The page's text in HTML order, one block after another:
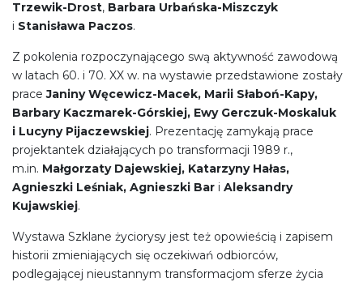
Trzewik-Drost, Barbara Urbańska-Miszczyk
i Stanisława Paczos.
Z pokolenia rozpoczynającego swą aktywność zawodową
w latach 60. i 70. XX w. na wystawie przedstawione zostały
praceJaniny Węcewicz-Macek, Marii Słaboń-Kapy,
Barbary Kaczmarek-Górskiej, Ewy Gerczuk-Moskaluk
i Lucyny Pijaczewskiej. Prezentację zamykają prace
projektantek działających po transformacji 1989 r.,
m.in. Małgorzaty Dajewskiej, Katarzyny Hałas,
Agnieszki Leśniak, Agnieszki Bar i Aleksandry
Kujawskiej.
Wystawa Szklane życiorysy jest też opowieścią i zapisem
historii zmieniających się oczekiwań odbiorców,
podlegającej nieustannym transformacjom sferze życia